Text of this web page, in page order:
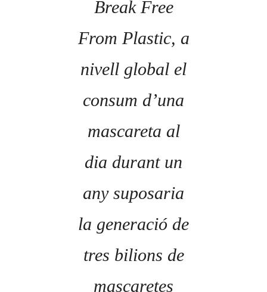
Break Free
From Plastic, a
nivell global el
consum d’una
mascareta al
dia durant un
any suposaria
la generació de
tres bilions de
mascaretes